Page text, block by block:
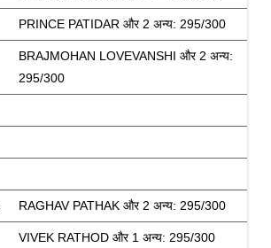
PRINCE PATIDAR और 2 अन्य: 295/300
BRAJMOHAN LOVEVANSHI और 2 अन्य:
295/300
RAGHAV PATHAK और 2 अन्य: 295/300
VIVEK RATHOD और 1 अन्य: 295/300